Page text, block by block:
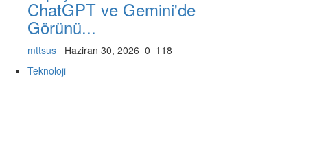
ChatGPT ve Gemini'de
Görünü...
mttsus Haziran 30, 2026 0 118
Teknoloji